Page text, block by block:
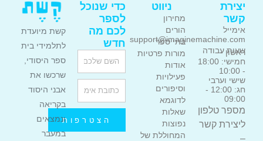
יצירת
קשר
אימייל
support@imaginemachine.com
שעות עבודה
ראשון -
חמישי: 18:00
שישי וערבי
חג: 12:00 -
09:00
מספר טלפון
ליצירת קשר
ניווט
מחירון
הורים
בתי ספר
מורות פרטיות
אודות
פעילויות
וסיפורים
לדוגמא
שאלות
נפוצות
המחוללת של
כדי שנוכל
לספר
לכם מה
חדש
הצטרפות
קשת מיועדת
לתלמידי בית
ספר היסודי,
שרכשו את
אבני היסוד
בקריאה
ונמצאים
במעבר